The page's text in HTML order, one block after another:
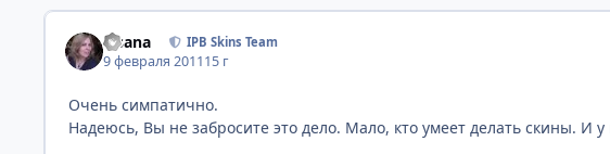
Fisana IPB Skins Team
9 февраля 201115 г
Очень симпатично.
Надеюсь, Вы не забросите это дело. Мало, кто умеет делать скины. И